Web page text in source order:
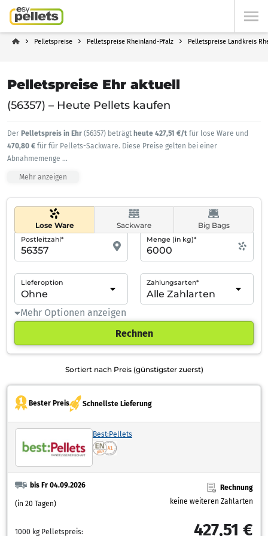
Pelletspreise Pelletspreise Rheinland-Pfalz Pelletspreise Landkreis
Pelletspreise Ehr aktuell
(56357) – Heute Pellets kaufen
Der Pelletspreis in Ehr (56357) beträgt heute 427,51 €/t für lose Ware und
470,80 € für für Pellets-Sackware. Diese Preise gelten bei einer
Abnahmemenge ...
Mehr anzeigen
Lose Ware Sackware Big Bags
Postleitzahl* Menge (in kg)*
Lieferoption Zahlungsarten*
Mehr Optionen anzeigen
Rechnen
Sortiert nach Preis (günstigster zuerst)
Bester Preis Schnellste Lieferung
Best:Pellets
bis Fr 04.09.2026
(in 20 Tagen)
Rechnung
keine weiteren Zahlarten
1000 kg Pelletspreis: 427,51 €